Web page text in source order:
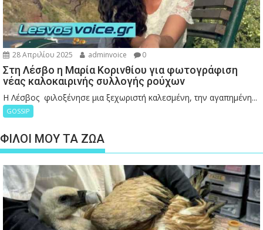
28 Απριλίου 2025 adminvoice 0
Στη Λέσβο η Μαρία Κορινθίου για φωτογράφιση
νέας καλοκαιρινής συλλογής ρούχων
Η Λέσβος φιλοξένησε μια ξεχωριστή καλεσμένη, την αγαπημένη...
GOSSIP
ΦΙΛΟΙ ΜΟΥ ΤΑ ΖΩΑ